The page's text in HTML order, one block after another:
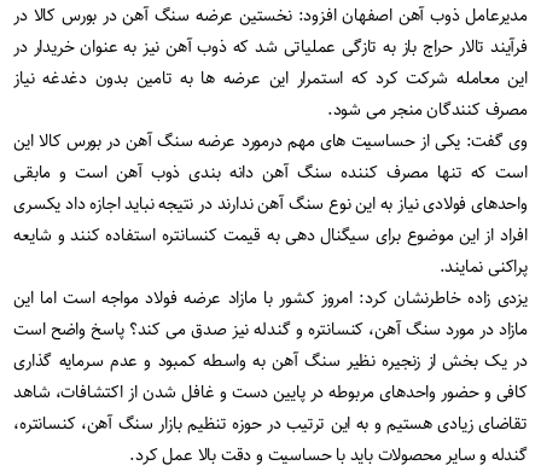
مدیرعامل ذوب آهن اصفهان افزود: نخستین عرضه سنگ آهن در بورس کالا در
فرآیند تالار حراج باز به تازگی عملیاتی شد که ذوب آهن نیز به عنوان خریدار در
این معامله شرکت کرد که استمرار این عرضه ها به تامین بدون دغدغه نیاز
مصرف کنندگان منجر می شود.
وی گفت: یکی از حساسیت های مهم درمورد عرضه سنگ آهن در بورس کالا این
است که تنها مصرف کننده سنگ آهن دانه بندی ذوب آهن است و مابقی
واحدهای فولادی نیاز به این نوع سنگ آهن ندارند در نتیجه نباید اجازه داد یکسری
افراد از این موضوع برای سیگنال دهی به قیمت کنسانتره استفاده کنند و شایعه
پراکنی نمایند.
یزدی زاده خاطرنشان کرد: امروز کشور با مازاد عرضه فولاد مواجه است اما این
مازاد در مورد سنگ آهن، کنسانتره و گندله نیز صدق می کند؟ پاسخ واضح است
در یک بخش از زنجیره نظیر سنگ آهن به واسطه کمبود و عدم سرمایه گذاری
کافی و حضور واحدهای مربوطه در پایین دست و غافل شدن از اکتشافات، شاهد
تقاضای زیادی هستیم و به این ترتیب در حوزه تنظیم بازار سنگ آهن، کنسانتره،
گندله و سایر محصولات باید با حساسیت و دقت بالا عمل کرد.